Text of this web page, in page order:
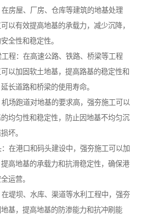
房屋、厂房、仓库等建筑的地基处理
以有效提高地基的承载力，减少沉降，
全性和稳定性。
程：在高速公路、铁路、桥梁等工程
以加固软土地基，提高路基的稳定性和
长道路和桥梁的使用寿命。
场跑道对地基的要求高，强夯施工可以
均匀性和稳定性，防止因地基不均匀沉
坏。
在港口和码头建设中，强夯施工可以加
高地基的承载力和抗滑稳定性，确保港
运营。
堤坝、水库、渠道等水利工程中，强夯
基，提高地基的防渗能力和抗冲刷能